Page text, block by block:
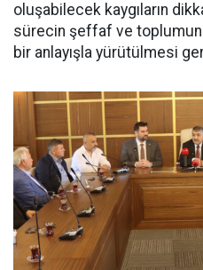
oluşabilecek kaygıların
sürecin şeffaf ve
bir anlayışla yürütülmesi